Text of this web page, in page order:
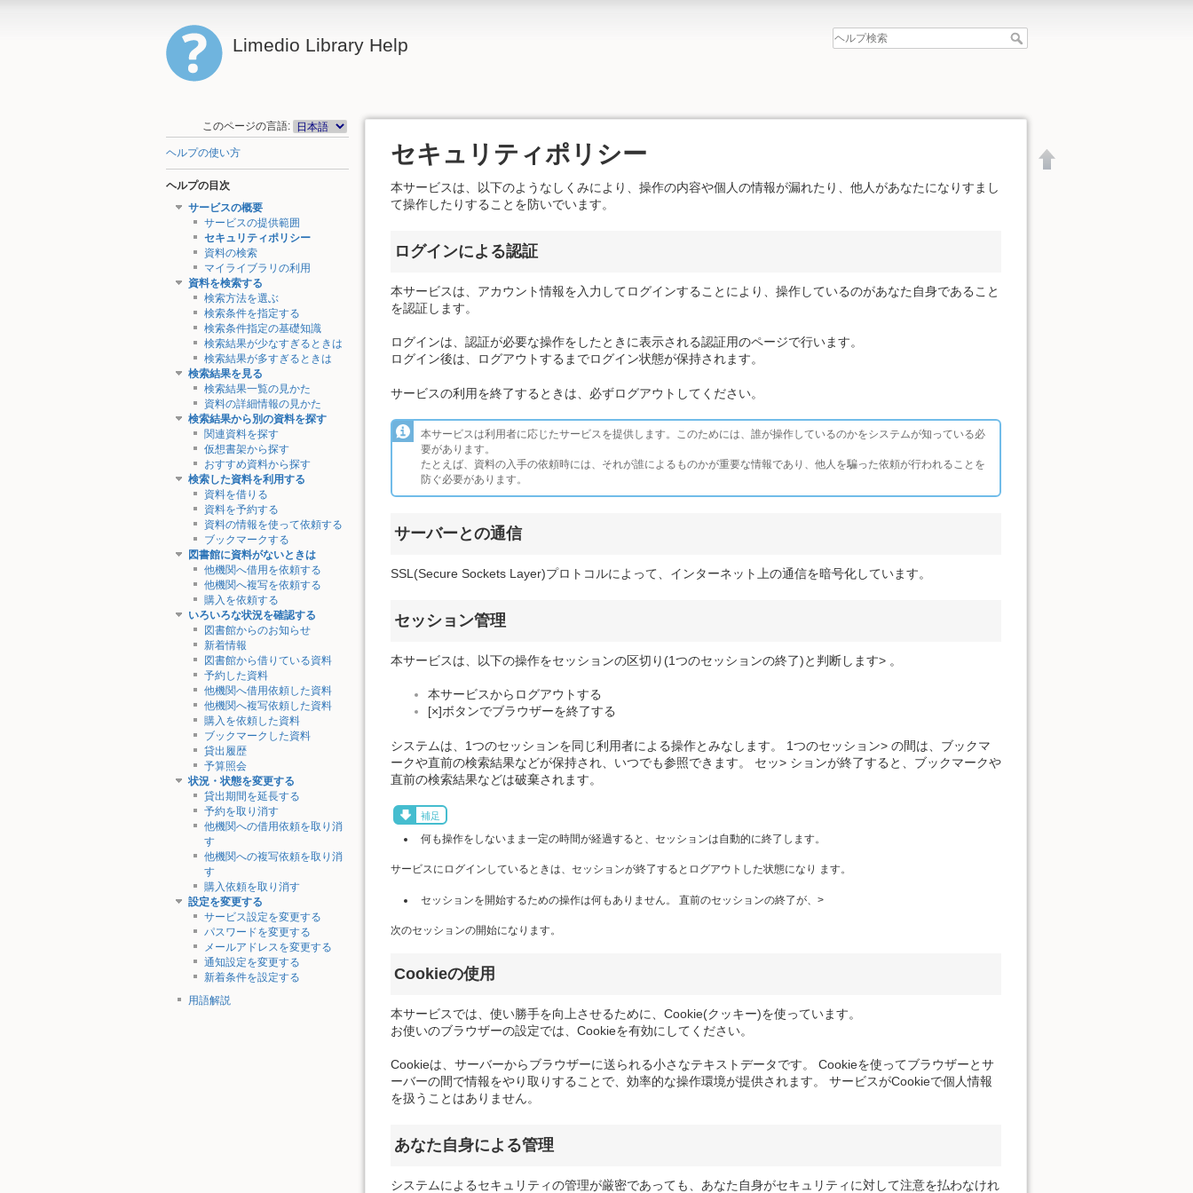
Limedio Library Help
このページの言語:
ヘルプの使い方
ヘルプの目次
サービスの概要
サービスの提供範囲
セキュリティポリシー
資料の検索
マイライブラリの利用
資料を検索する
検索方法を選ぶ
検索条件を指定する
検索条件指定の基礎知識
検索結果が少なすぎるときは
検索結果が多すぎるときは
検索結果を見る
検索結果一覧の見かた
資料の詳細情報の見かた
検索結果から別の資料を探す
関連資料を探す
仮想書架から探す
おすすめ資料から探す
検索した資料を利用する
資料を借りる
資料を予約する
資料の情報を使って依頼する
ブックマークする
図書館に資料がないときは
他機関へ借用を依頼する
他機関へ複写を依頼する
購入を依頼する
いろいろな状況を確認する
図書館からのお知らせ
新着情報
図書館から借りている資料
予約した資料
他機関へ借用依頼した資料
他機関へ複写依頼した資料
購入を依頼した資料
ブックマークした資料
貸出履歴
予算照会
状況・状態を変更する
貸出期間を延長する
予約を取り消す
他機関への借用依頼を取り消
す
他機関への複写依頼を取り消
す
購入依頼を取り消す
設定を変更する
サービス設定を変更する
パスワードを変更する
メールアドレスを変更する
通知設定を変更する
新着条件を設定する
用語解説
セキュリティポリシー
本サービスは、以下のようなしくみにより、操作の内容や個人の情報が漏れたり、他人があなたになりすまし
て操作したりすることを防いでいます。
ログインによる認証
本サービスは、アカウント情報を入力してログインすることにより、操作しているのがあなた自身であること
を認証します。
ログインは、認証が必要な操作をしたときに表示される認証用のページで行います。
ログイン後は、ログアウトするまでログイン状態が保持されます。
サービスの利用を終了するときは、必ずログアウトしてください。
本サービスは利用者に応じたサービスを提供します。このためには、誰が操作しているのかをシステムが知っている必
要があります。
たとえば、資料の入手の依頼時には、それが誰によるものかが重要な情報であり、他人を騙った依頼が行われることを
防ぐ必要があります。
サーバーとの通信
SSL(Secure Sockets Layer)プロトコルによって、インターネット上の通信を暗号化しています。
セッション管理
本サービスは、以下の操作をセッションの区切り(1つのセッションの終了)と判断します> 。
本サービスからログアウトする
[×]ボタンでブラウザーを終了する
システムは、1つのセッションを同じ利用者による操作とみなします。 1つのセッション> の間は、ブックマ
ークや直前の検索結果などが保持され、いつでも参照できます。 セッ> ションが終了すると、ブックマークや
直前の検索結果などは破棄されます。
補足
何も操作をしないまま一定の時間が経過すると、セッションは自動的に終了します。
サービスにログインしているときは、セッションが終了するとログアウトした状態になり ます。
セッションを開始するための操作は何もありません。 直前のセッションの終了が、>
次のセッションの開始になります。
Cookieの使用
本サービスでは、使い勝手を向上させるために、Cookie(クッキー)を使っています。
お使いのブラウザーの設定では、Cookieを有効にしてください。
Cookieは、サーバーからブラウザーに送られる小さなテキストデータです。 Cookieを使ってブラウザーとサ
ーバーの間で情報をやり取りすることで、効率的な操作環境が提供されます。 サービスがCookieで個人情報
を扱うことはありません。
あなた自身による管理
システムによるセキュリティの管理が厳密であっても、あなた自身がセキュリティに対して注意を払わなけれ